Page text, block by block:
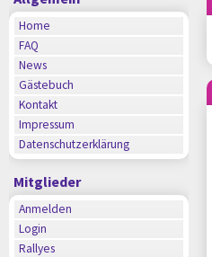
Home
FAQ
News
Gästebuch
Kontakt
Impressum
Datenschutzerklärung
Mitglieder
Anmelden
Login
Rallyes